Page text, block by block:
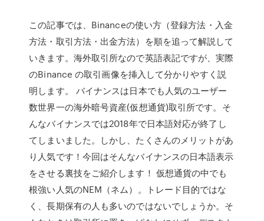
この記事では、Binanceの使い方（登録方法・入金
方法・取引方法・出金方法）を順を追って解説して
いきます。海外取引所なので英語表記ですが、実際
のBinance の取引画像を挿入して分かりやすく説
明します。 バイナンスは日本でも人気のユーザー
数世界一の海外暗号資産(仮想通貨)取引所です。そ
んなバイナンスでは2018年で日本語対応が終了し
てしまいました。しかし、たくさんのメリットがあ
り人気です！今回はそんなバイナンスの日本語表示
をさせる裏技をご紹介します！ 仮想通貨の中でも
根強い人気のNEM（ネム）。トレード目的ではな
く、長期保有の人も多いのではないでしょうか。そ